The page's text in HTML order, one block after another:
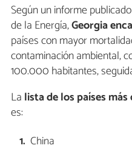
Según un informe
de la Energía,Georgia
países con mayor
contaminación ambiental,
100.000 habitantes,
La lista de los países
es:
China